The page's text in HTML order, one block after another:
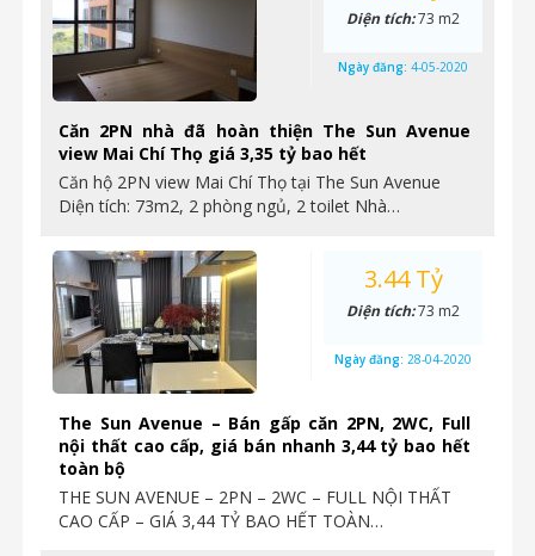
Căn 2PN nhà đã hoàn thiện The Sun Avenue
view Mai Chí Thọ giá 3,35 tỷ bao hết
Căn hộ 2PN view Mai Chí Thọ tại The Sun Avenue
Diện tích: 73m2, 2 phòng ngủ, 2 toilet Nhà…
Diện tích:73 m2
Ngày đăng: 4-05-2020
The Sun Avenue – Bán gấp căn 2PN, 2WC, Full
nội thất cao cấp, giá bán nhanh 3,44 tỷ bao hết
toàn bộ
THE SUN AVENUE – 2PN – 2WC – FULL NỘI THẤT
CAO CẤP – GIÁ 3,44 TỶ BAO HẾT TOÀN…
3.44 Tỷ
Diện tích:73 m2
Ngày đăng: 28-04-2020